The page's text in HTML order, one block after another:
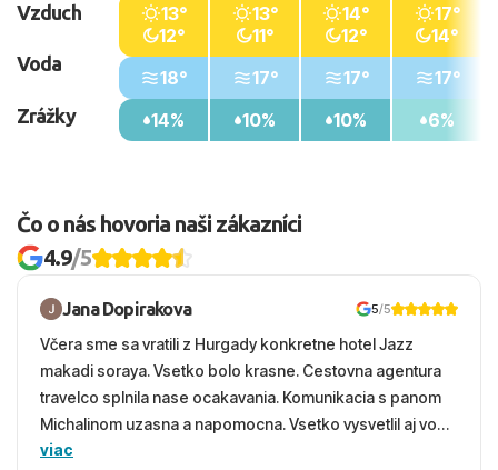
Vzduch
Voda
Zrážky
13°
12°
18°
14%
13°
11°
17°
10%
14°
12°
17°
10%
17°
14°
17°
6%
Čo o nás hovoria naši zákazníci
4.9/5
Jana Dopirakova 5/5
Včera sme sa vratili z Hurgady konkretne hotel Jazz
makadi soraya. Vsetko bolo krasne. Cestovna agentura
travelco splnila nase ocakavania. Komunikacia s panom
Michalinom uzasna a napomocna. Vsetko vysvetlil aj vo
vecernych hodinach zaco sa ospravedlnujem. Hotel
viac